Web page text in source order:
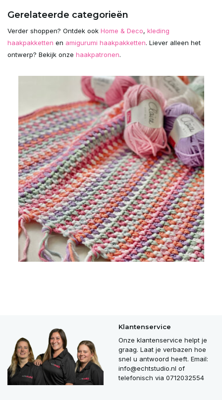
Gerelateerde categorieën
Verder shoppen? Ontdek ook Home & Deco, kleding
haakpakketten en amigurumi haakpakketten. Liever alleen het
ontwerp? Bekijk onze haakpatronen.
Klantenservice
Onze klantenservice helpt je
graag. Laat je verbazen hoe
snel u antwoord heeft. Email:
info@echtstudio.nl of
telefonisch via 0712032554